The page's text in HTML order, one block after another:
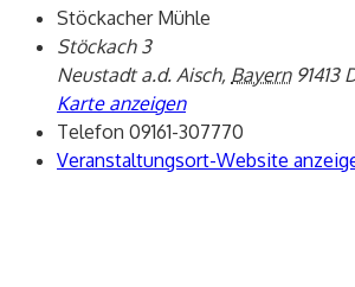
Stöckacher Mühle
Stöckach 3
Neustadt a.d. Aisch, Bayern 91413
Karte anzeigen
Telefon 09161-307770
Veranstaltungsort-Website